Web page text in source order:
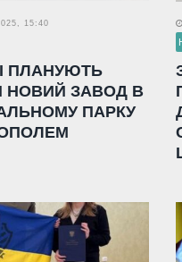
15:40
ПЛАНУЮТЬ
НОВИЙ ЗАВОД В
ПАРКУ